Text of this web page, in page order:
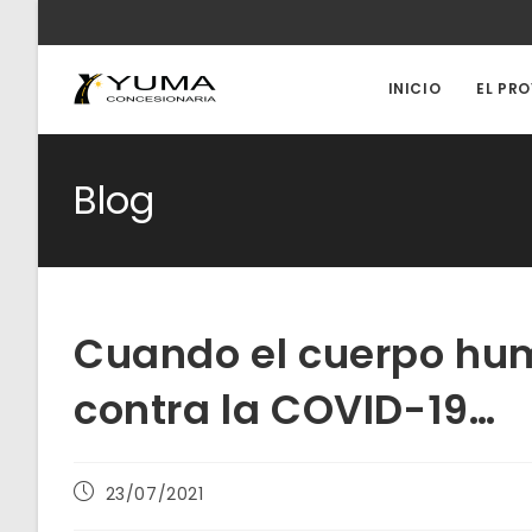
contenido
INICIO EL
Blog
Cuando el cuerpo
contra la COVID-19…
Publicación
23/07/2021